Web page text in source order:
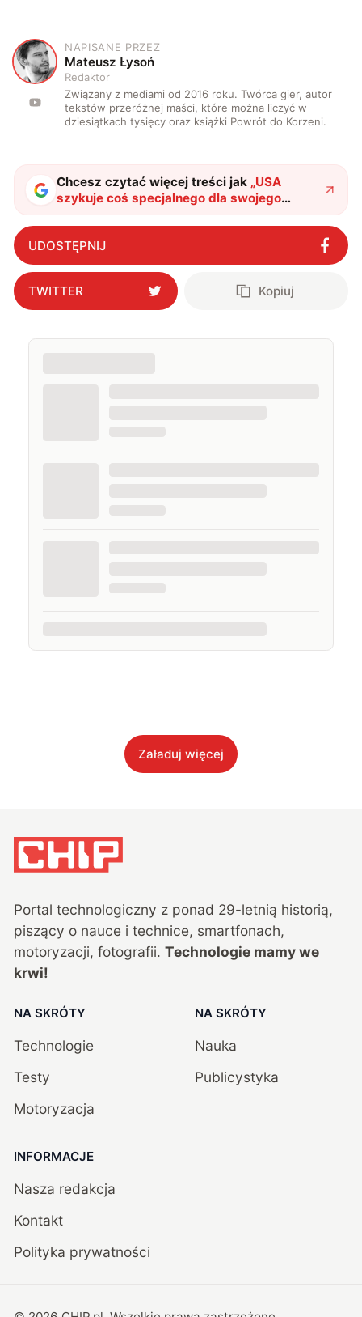
M
NAPISANE PRZEZ
Mateusz Łysoń
Redaktor
Związany z mediami od 2016 roku. Twórca gier, autor
tekstów przeróżnej maści, które można liczyć w
dziesiątkach tysięcy oraz książki Powrót do Korzeni.
Chcesz czytać więcej treści jak „USA
szykuje coś specjalnego dla swojego
lotnictwa. To klucz do kolejnych lat
technologicznej przewagi"?
UDOSTĘPNIJ
TWITTER Kopiuj
Załaduj więcej
Portal technologiczny z ponad 29-letnią historią,
piszący o nauce i technice, smartfonach,
motoryzacji, fotografii. Technologie mamy we
krwi!
NA SKRÓTY
Technologie
Testy
Motoryzacja
NA SKRÓTY
Nauka
Publicystyka
INFORMACJE
Nasza redakcja
Kontakt
Polityka prywatności